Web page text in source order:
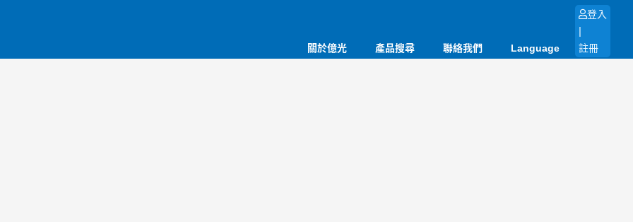
關於億光 產品搜尋 聯絡我們 Language
登入
|
註冊